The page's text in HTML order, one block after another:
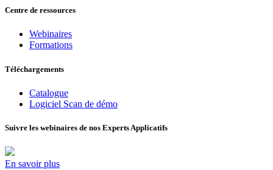
Centre de ressources
Webinaires
Formations
Téléchargements
Catalogue
Logiciel Scan de démo
Suivre les webinaires de nos Experts Applicatifs
En savoir plus